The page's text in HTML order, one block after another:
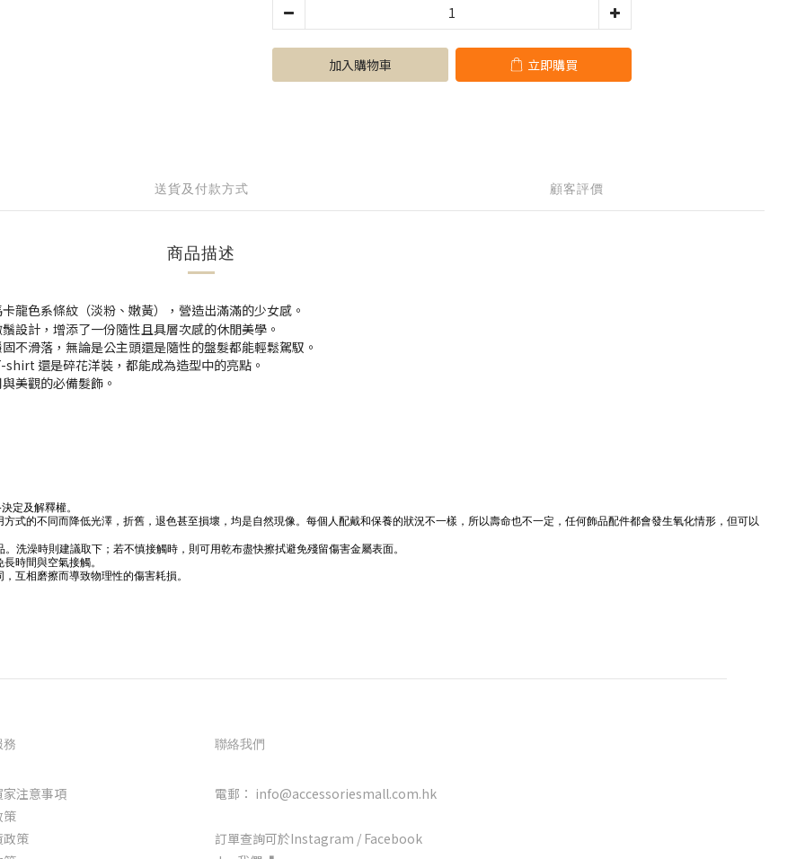
加入購物車 立即購買
送貨及付款方式 顧客評價
商品描述
龍色系條紋（淡粉、嫩黃），營造出滿滿的少女感。
設計，增添了一份隨性且具層次感的休閒美學。
不滑落，無論是公主頭還是隨性的盤髮都能輕鬆駕馭。
還是碎花洋裝，都能成為造型中的亮點。
美觀的必備髮飾。
定及解釋權。
式的不同而降低光澤，折舊，退色甚至損壞，均是自然現像。每個人配戴和保養的狀況不一樣，所以壽命也不一定，任何飾品配件都會發生氧化情形，但可以
澡時則建議取下；若不慎接觸時，則可用乾布盡快擦拭避免殘留傷害金屬表面。
時間與空氣接觸。
互相磨擦而導致物理性的傷害耗損。
注意事項
策
策
聯絡我們
電郵： info@accessoriesmall.com.hk
訂單查詢可於Instagram / Facebook